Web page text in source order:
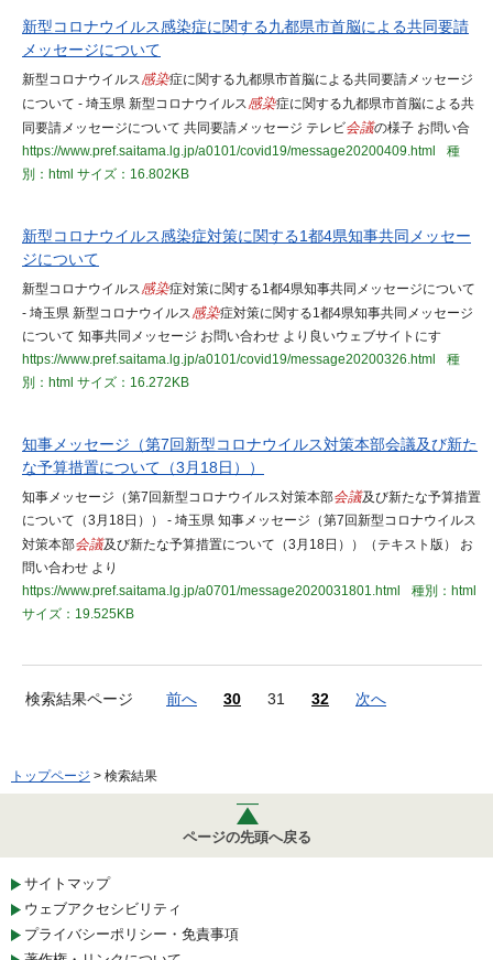
新型コロナウイルス感染症に関する九都県市首脳による共同要請
メッセージについて
新型コロナウイルス感染症に関する九都県市首脳による共同要請メッセージ
について - 埼玉県 新型コロナウイルス感染症に関する九都県市首脳による共
同要請メッセージについて 共同要請メッセージ テレビ会議の様子 お問い合
https://www.pref.saitama.lg.jp/a0101/covid19/message20200409.html
種
別：html サイズ：16.802KB
新型コロナウイルス感染症対策に関する1都4県知事共同メッセー
ジについて
新型コロナウイルス感染症対策に関する1都4県知事共同メッセージについて
- 埼玉県 新型コロナウイルス感染症対策に関する1都4県知事共同メッセージ
について 知事共同メッセージ お問い合わせ より良いウェブサイトにす
https://www.pref.saitama.lg.jp/a0101/covid19/message20200326.html
種
別：html サイズ：16.272KB
知事メッセージ（第7回新型コロナウイルス対策本部会議及び新た
な予算措置について（3月18日））
知事メッセージ（第7回新型コロナウイルス対策本部会議及び新たな予算措置
について（3月18日）） - 埼玉県 知事メッセージ（第7回新型コロナウイルス
対策本部会議及び新たな予算措置について（3月18日））（テキスト版） お
問い合わせ より
https://www.pref.saitama.lg.jp/a0701/message2020031801.html
種別：html
サイズ：19.525KB
検索結果ページ 前へ 30 31 32 次へ
トップページ > 検索結果
ページの先頭へ戻る
サイトマップ
ウェブアクセシビリティ
プライバシーポリシー・免責事項